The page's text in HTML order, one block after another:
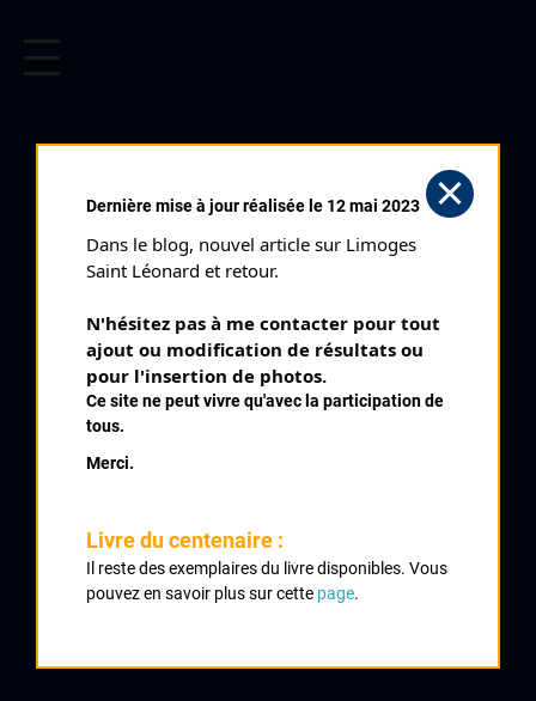
PALMARÈS
1962 , Bort,
2 Saint Augustin
2 Marcillac La Croisille
QUELQUES COUREURS DE LA
MÊME GÉNÉRATION
Dernière mise à jour réalisée le 12 mai 2023
Dans le blog, nouvel article sur Limoges
Saint Léonard et retour.
N'hésitez pas à me contacter pour tout
ajout ou modification de résultats ou
pour l'insertion de photos.
Ce site ne peut vivre qu'avec la participation de
tous.
Merci.
Livre du centenaire :
Il reste des exemplaires du livre disponibles. Vous
pouvez en savoir plus sur cette page.